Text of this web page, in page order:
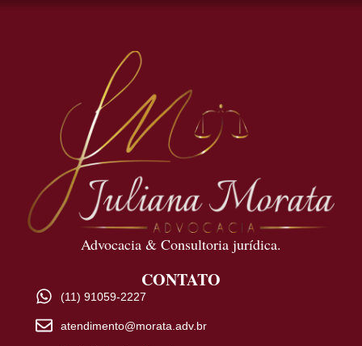
Advocacia & Consultoria jurídica.
CONTATO
(11) 91059-2227
atendimento@morata.adv.br